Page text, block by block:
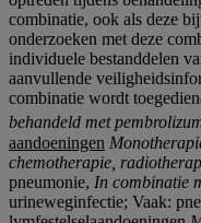
combinatie, ook als deze
onderzoeken met deze
individuele bestanddelen
aanvullende
combinatie wordt
behandeld met
aandoeningen
chemotherapie,
pneumonie, In combinatie
urineweginfectie; Vaak: